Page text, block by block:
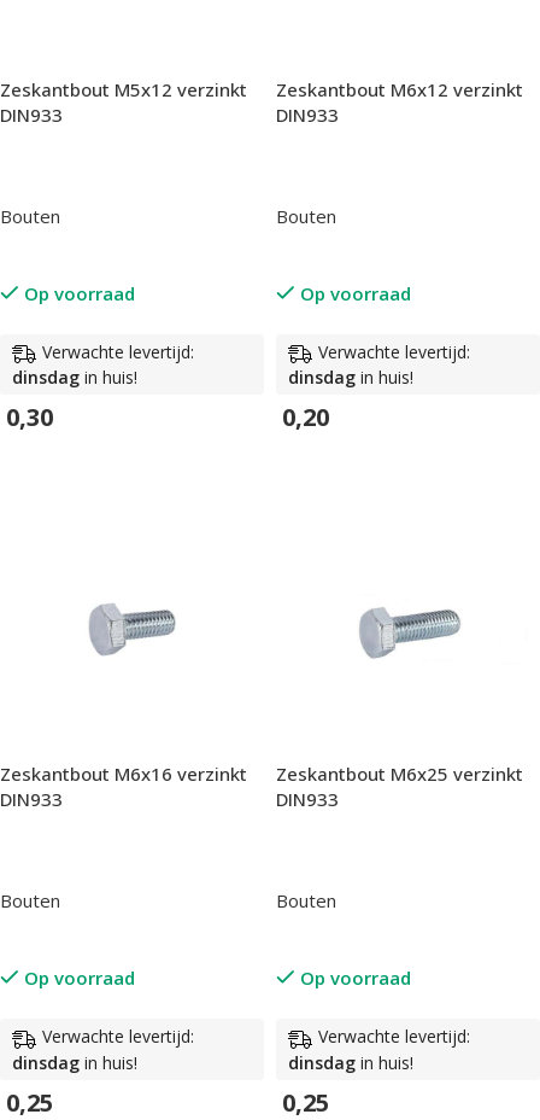
Zeskantbout M5x12 verzinkt
DIN933
Bouten
Op voorraad
Verwachte levertijd:
dinsdag in huis!
0,30
Zeskantbout M6x12 verzinkt
DIN933
Bouten
Op voorraad
Verwachte levertijd:
dinsdag in huis!
0,20
Zeskantbout M6x16 verzinkt
DIN933
Bouten
Op voorraad
Verwachte levertijd:
dinsdag in huis!
0,25
Zeskantbout M6x25 verzinkt
DIN933
Bouten
Op voorraad
Verwachte levertijd:
dinsdag in huis!
0,25